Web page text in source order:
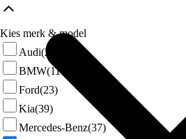
Kies merk & model
Audi(27)
BMW(114)
Ford(23)
Kia(39)
Mercedes-Benz(37)